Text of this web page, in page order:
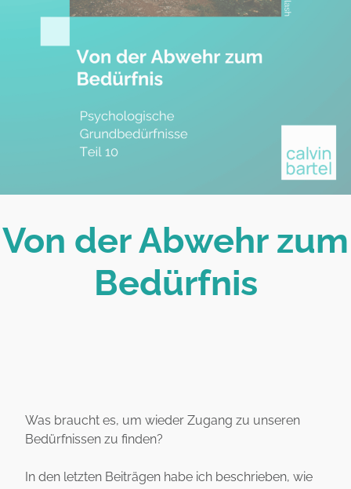
Von der Abwehr zum
Bedürfnis
Was braucht es, um wieder Zugang zu unseren
Bedürfnissen zu finden?
In den letzten Beiträgen habe ich beschrieben, wie